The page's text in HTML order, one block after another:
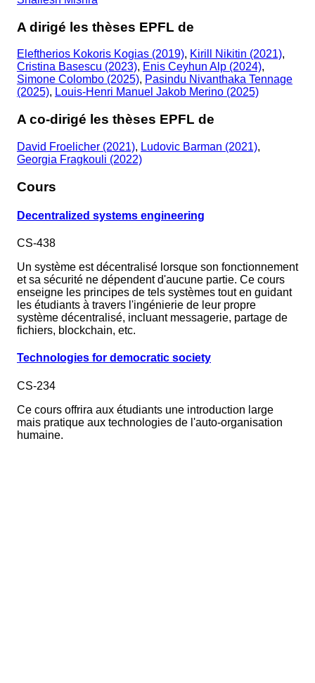
A dirigé les thèses EPFL de
Eleftherios Kokoris Kogias (2019), Kirill Nikitin (2021),
Cristina Basescu (2023), Enis Ceyhun Alp (2024),
Simone Colombo (2025), Pasindu Nivanthaka Tennage
(2025), Louis-Henri Manuel Jakob Merino (2025)
A co-dirigé les thèses EPFL de
David Froelicher (2021), Ludovic Barman (2021),
Georgia Fragkouli (2022)
Cours
Decentralized systems engineering
CS-438
Un système est décentralisé lorsque son fonctionnement
et sa sécurité ne dépendent d'aucune partie. Ce cours
enseigne les principes de tels systèmes tout en guidant
les étudiants à travers l'ingénierie de leur propre
système décentralisé, incluant messagerie, partage de
fichiers, blockchain, etc.
Technologies for democratic society
CS-234
Ce cours offrira aux étudiants une introduction large
mais pratique aux technologies de l'auto-organisation
humaine.